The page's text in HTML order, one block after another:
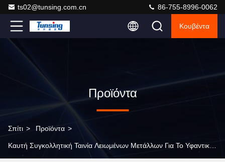
ts02@tunsing.com.cn 86-755-8996-0062
Κουβέντα
Προϊόντα
Σπίτι > Προϊόντα >
Καυτή Συγκολλητική Ταινία Λειωμένων Μετάλλων Για Το Υφαντικό